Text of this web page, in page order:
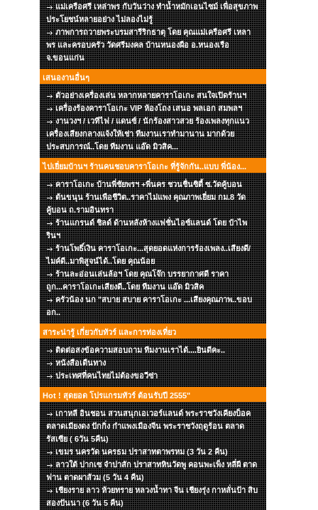
แม่เครือศรี เหล่าพร กับวันว่าง ทำน้ำหมักเอนไซม์ เพื่อสุขภาพ
ประโยชน์หลายอย่าง ไม่ลองไม่รู้
ภาพการถวายพระบรมสารีริกธาตุ โดย คุณแม่เครือศรี เหลา
พร และครอบครัว วัดศรีมงคล บ้านหนองผือ อ.หนองเรือ
จ.ขอนแก่น
เสนองานอื่นๆ
ตัวอย่างเครื่องเล่น หลากหลายคาราโอเกะ สนใจเปิดร้านฯ
เครื่องร้องคาราโอเกะ VIP ห้องโถง เสนอ พลเอก สมพลฯ
งานวงฯ / เวทีไฟ / แดนซ์ / นักร้องสาวสวย ร้องเพลงทุกแนว
เครื่องเสียงกลางแจ้งให้เช่า ทีมงานเราทำมานาน มากด้วย
ประสบการณ์..โดย ทีมงาน แอ๊ด มิวสิค...
ไปเยี่ยมบ้านฯ ร้านคนชอบคาราโอเกะ ที่รู้จักกัน..แบบ พี่น้อง...
คาราโอเกะ บ้านพี่ชัยพรฯ +พี่นคร ชวนชื่นซิตี้ ซ.วัดคู้บอน
ต้นขนุน ร้านเพือชีวิต..ราคาไม่แพง คุณภาพเยี่ยม กม.8 วัด
คู้บอน ถ.รามอินทรา
ร้านแกรนด์ ชิลด์ ด้านหลังห้างแฟชั่นไอซ์แลนด์ โดย ป๋าไพ
รินฯ
ร้านโพธิ์เงิน คาราโอเกะ...สุดยอดแห่งการร้องเพลง..เสียงดี/
ไมค์ดี..มาพิสูจน์ได้..โดย คุณน้อย
ร้านละอ่อนเล่นล้อฯ โดย คุณโจ๊ก บรรยากาศดี ราคา
ถูก...คาราโอเกะเสียงดี..โดย ทีมงาน แอ๊ด มิวสิค
ครัวน้อง นก "สบาย สบาย คาราโอเกะ ...เสียงคุณภาพ..ขอบ
อก..
สาระน่ารู้ เกี่ยวกับทัวร์ และการท่องเที่ยว
ติดต่อสงข้อความสอบถาม ทีมงานเราได้....ยินดีคะ..
หนังสือเดืนทาง
ประเทศที่คนไทยไม่ต้องขอวีซ่า
Hot ! สุดยอด โปรแกรมทัวร์ ต้อนรับปี 2555"
เกาหลี อินชอน สวนสนุกเอเวอร์แลนด์ พระราชวังเคียงบ็อค
ตลาดเมียงดง ปักกิ่ง กำแพงเมืองจีน พระราชวังฤดูร้อน ตลาด
รัสเซีย ( 6วัน 5คืน)
เขมร นครวัด นครธม ปราสาทตาพรหม (3 วัน 2 คืน)
ลาวใต้ ปากเซ จำปาสัก ปราสาทหินวัดพู คอนพะเพ็ง หลี่ผี ตาด
ฟาน ตาดผาส้วม (5 วัน 4 คืน)
เชียงราย ลาว ห้วยทราย หลวงน้ำทา จีน เชียงรุ่ง กาหลั่นป้า สิบ
สองปันนา (6 วัน 5 คืน)